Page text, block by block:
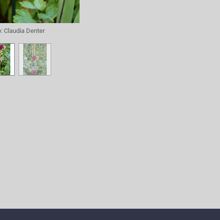
Claudia Denter